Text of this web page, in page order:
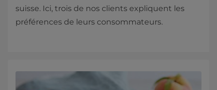
suisse. Ici, trois de nos clients expliquent les
préférences de leurs consommateurs.